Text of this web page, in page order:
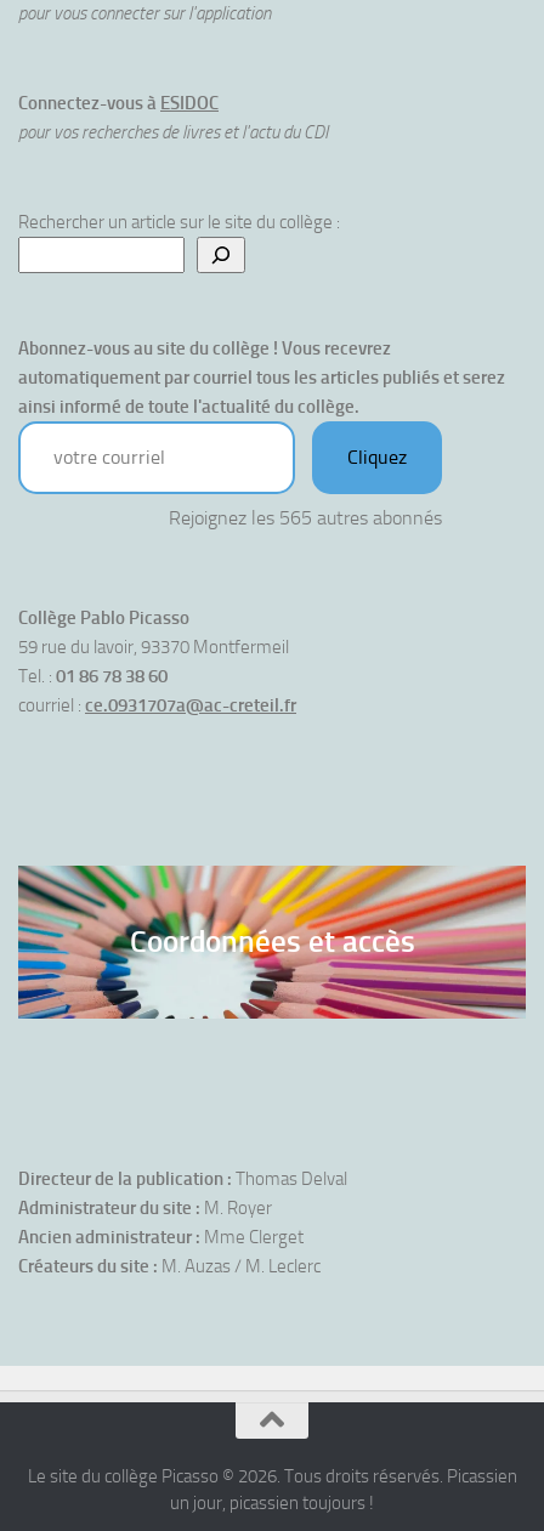
pour vous connecter sur l'application
Connectez-vous à ESIDOC
pour vos recherches de livres et l'actu du CDI
Rechercher un article sur le site du collège :
Abonnez-vous au site du collège ! Vous recevrez
automatiquement par courriel tous les articles publiés et serez
ainsi informé de toute l'actualité du collège.
votre courriel
Cliquez
Rejoignez les 565 autres abonnés
Collège Pablo Picasso
59 rue du lavoir, 93370 Montfermeil
Tel. : 01 86 78 38 60
courriel : ce.0931707a@ac-creteil.fr
Coordonnées et accès
Directeur de la publication : Thomas Delval
Administrateur du site : M. Royer
Ancien administrateur : Mme Clerget
Créateurs du site : M. Auzas / M. Leclerc
Le site du collège Picasso © 2026. Tous droits réservés. Picassien
un jour, picassien toujours !